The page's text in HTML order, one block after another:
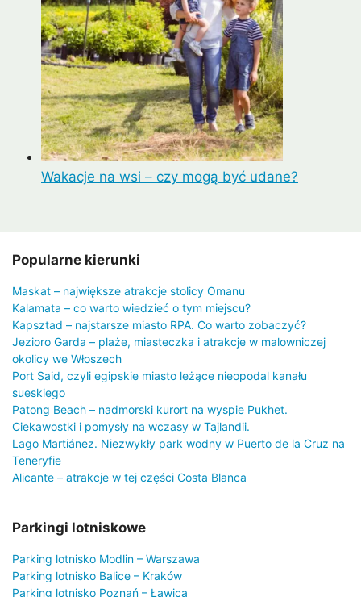
Wakacje na wsi – czy mogą być udane?
Popularne kierunki
Maskat – największe atrakcje stolicy Omanu
Kalamata – co warto wiedzieć o tym miejscu?
Kapsztad – najstarsze miasto RPA. Co warto zobaczyć?
Jezioro Garda – plaże, miasteczka i atrakcje w malowniczej
okolicy we Włoszech
Port Said, czyli egipskie miasto leżące nieopodal kanału
sueskiego
Patong Beach – nadmorski kurort na wyspie Pukhet.
Ciekawostki i pomysły na wczasy w Tajlandii.
Lago Martiánez. Niezwykły park wodny w Puerto de la Cruz na
Teneryfie
Alicante – atrakcje w tej części Costa Blanca
Parkingi lotniskowe
Parking lotnisko Modlin – Warszawa
Parking lotnisko Balice – Kraków
Parking lotnisko Poznań – Ławica